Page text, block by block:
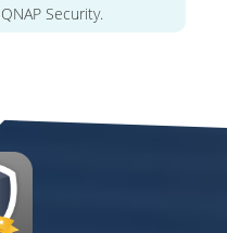
Security.